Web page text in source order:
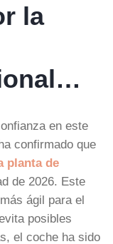
la
en este
confirmado que
planta de
de 2026. Este
ágil para el
posibles
el coche ha sido